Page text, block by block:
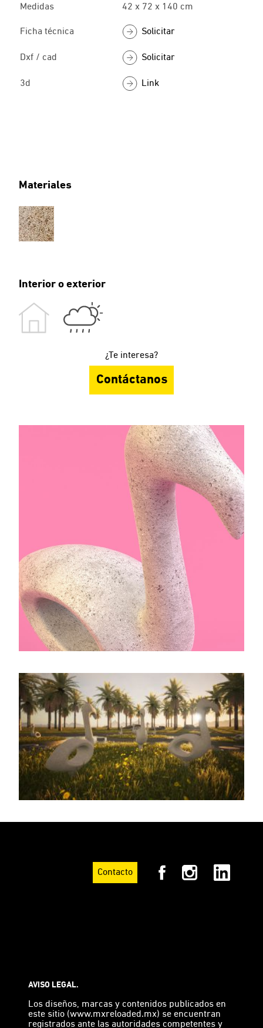
Medidas
42 x 72 x 140 cm
Ficha técnica Solicitar
Dxf / cad Solicitar
3d Link
Materiales
Interior o exterior
¿Te interesa?
Contáctanos
Contacto
AVISO LEGAL.
Los diseños, marcas y contenidos publicados en
este sitio (www.mxreloaded.mx) se encuentran
registrados ante las autoridades competentes y